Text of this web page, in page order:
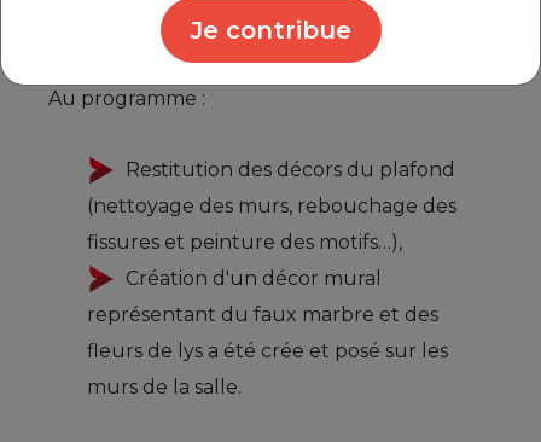
Je contribue
Au programme :
Restitution des décors du plafond
(nettoyage des murs, rebouchage des
fissures et peinture des motifs…),
Création d'un décor mural
représentant du faux marbre et des
fleurs de lys a été crée et posé sur les
murs de la salle.